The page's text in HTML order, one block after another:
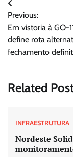
Navegação
de
Post
Previous:
Em vistoria à GO-
define rota
fechamento
Related
INFRAESTRUTURA
Nordeste